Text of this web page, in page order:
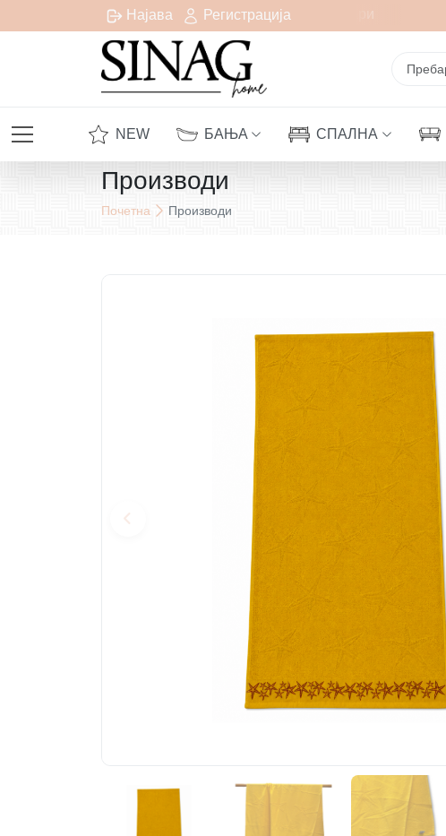
Најава Регистрација
Бесплатна испорака за сите нарачки над 1000 денари
NEW БАЊА СПАЛНА
Производи
Почетна Производи